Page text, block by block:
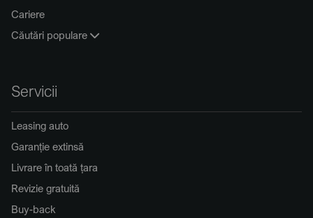
Cariere
Căutări populare
Servicii
Leasing auto
Garanție extinsă
Livrare în toată țara
Revizie gratuită
Buy-back